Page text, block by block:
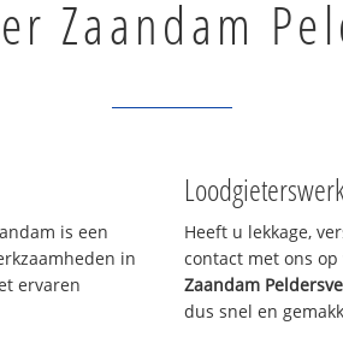
Zaandam
is een
in
ervaren
Heeft u lekkage,
contact met ons
Zaandam
dus snel en